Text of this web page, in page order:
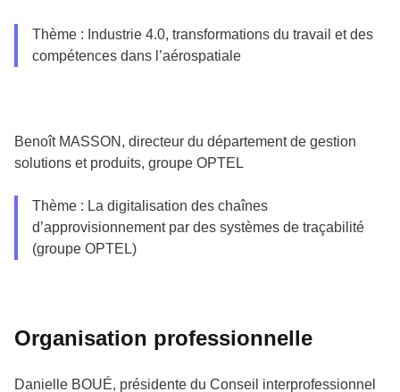
Thème : Industrie 4.0, transformations du travail et des
compétences dans l’aérospatiale
Benoît MASSON, directeur du département de gestion
solutions et produits, groupe OPTEL
Thème : La digitalisation des chaînes
d’approvisionnement par des systèmes de traçabilité
(groupe OPTEL)
Organisation professionnelle
Danielle BOUÉ, présidente du Conseil interprofessionnel